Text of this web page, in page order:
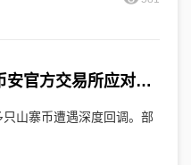
2025年末市场趋势：流动性紧缩致山寨币暴跌，币安官方交易所应对策略引关注
山寨币遭遇深度回调。部